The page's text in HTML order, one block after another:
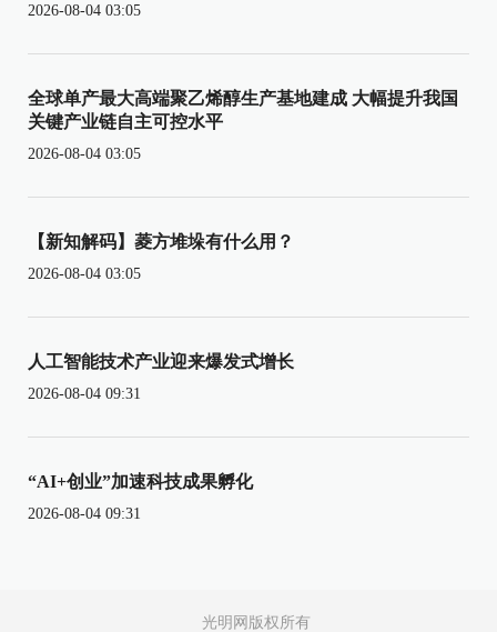
2026-08-04 03:05
全球单产最大高端聚乙烯醇生产基地建成 大幅提升我国
关键产业链自主可控水平
2026-08-04 03:05
【新知解码】菱方堆垛有什么用？
2026-08-04 03:05
人工智能技术产业迎来爆发式增长
2026-08-04 09:31
“AI+创业”加速科技成果孵化
2026-08-04 09:31
光明网版权所有